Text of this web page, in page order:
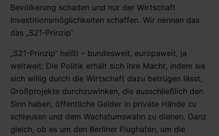
Bevölkerung schaden und nur der Wirtschaft
Investitionsmöglichkeiten schaffen. Wir nennen das
das „S21-Prinzip“.
„S21-Prinzip“ heißt – bundesweit, europaweit, ja
weltweit: Die Politik erhält sich ihre Macht, indem sie
sich willig durch die Wirtschaft dazu betrügen lässt,
Großprojekte durchzuwinken, die ausschließlich den
Sinn haben, öffentliche Gelder in private Hände zu
schleusen und dem Wachstumswahn zu dienen. Ganz
gleich, ob es um den Berliner Flughafen, um die